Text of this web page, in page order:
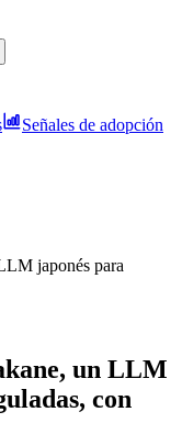
Señales de adopción
japonés para
un LLM
con